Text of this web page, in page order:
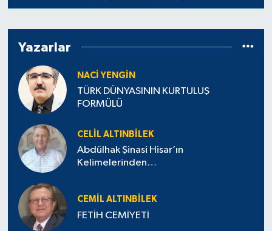
Yazarlar
NACI YENGIN
TÜRK DÜNYASININ KURTULUŞ
FORMÜLÜ
CELIL ALTINBILEK
Abdülhak Şinasi Hisar’ın
Kelimelerinden…
CEMIL ALTINBILEK
FETİH CEMİYETİ